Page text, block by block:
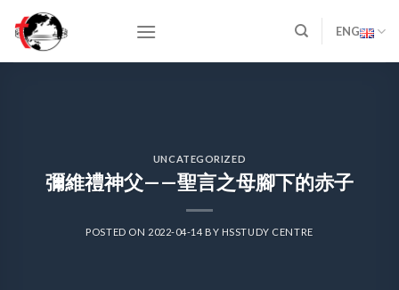
content
ENG
UNCATEGORIZED
彌維禮神父——聖言之母腳下的赤子
POSTED ON 2022-04-14BY HSSTUDY CENTRE